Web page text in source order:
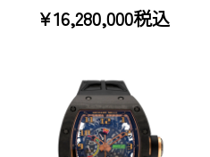
¥16,280,000税込